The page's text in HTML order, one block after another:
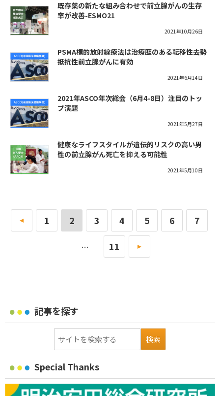
既存薬の新たな組み合わせで前立腺がんの生存
率が改善-ESMO21
2021年10月26日
PSMA標的放射線療法は治療歴のある転移性去勢
抵抗性前立腺がんに有効
2021年6月14日
2021年ASCO年次総会（6月4-8日）注目のトッ
プ演題
2021年5月27日
健康なライフスタイルが遺伝的リスクの高い男
性の前立腺がん死亡を抑える可能性
2021年5月10日
« 1 2 3 4 5 6 7
… 11 »
記事を探す
Special Thanks